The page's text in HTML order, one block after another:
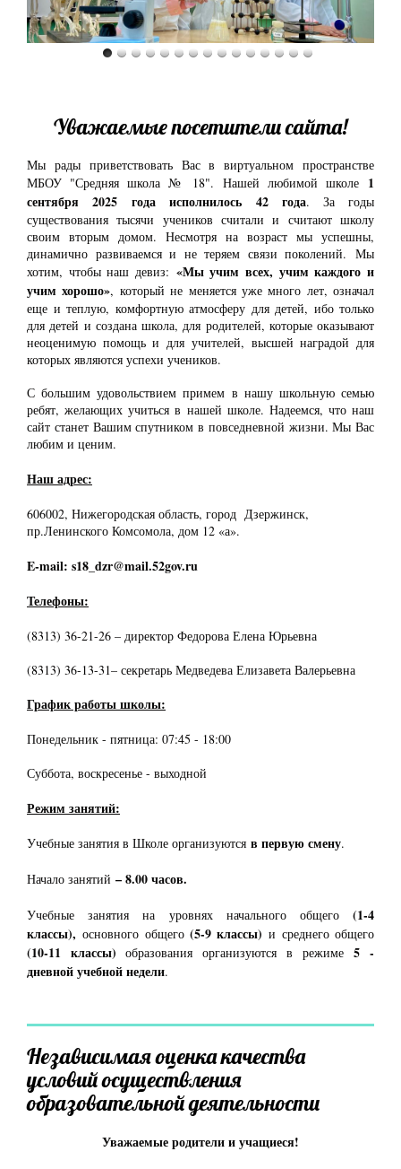
Уважаемые посетители сайта!
Мы рады приветствовать Вас в виртуальном пространстве
МБОУ "Средняя школа № 18". Нашей любимой школе 1
сентября 2025 года исполнилось 42 года. За годы
существования тысячи учеников считали и считают школу
своим вторым домом. Несмотря на возраст мы успешны,
динамично развиваемся и не теряем связи поколений. Мы
хотим, чтобы наш девиз: «Мы учим всех, учим каждого и
учим хорошо», который не меняется уже много лет, означал
еще и теплую, комфортную атмосферу для детей, ибо только
для детей и создана школа, для родителей, которые оказывают
неоценимую помощь и для учителей, высшей наградой для
которых являются успехи учеников.
С большим удовольствием примем в нашу школьную семью
ребят, желающих учиться в нашей школе. Надеемся, что наш
сайт станет Вашим спутником в повседневной жизни. Мы Вас
любим и ценим.
Наш адрес:
606002, Нижегородская область, город Дзержинск,
пр.Ленинского Комсомола, дом 12 «а».
E-mail: s18_dzr@mail.52gov.ru
Телефоны:
(8313) 36-21-26 – директор Федорова Елена Юрьевна
(8313) 36-13-31– секретарь Медведева Елизавета Валерьевна
График работы школы:
Понедельник - пятница: 07:45 - 18:00
Суббота, воскресенье - выходной
Режим занятий:
Учебные занятия в Школе организуются в первую смену.
Начало занятий – 8.00 часов.
Учебные занятия на уровнях начального общего (1-4
классы),основного общего (5-9 классы) и среднего общего
(10-11 классы) образования организуются в режиме5 -
дневной учебной недели.
Независимая оценка качества
условий осуществления
образовательной деятельности
Уважаемые родители и учащиеся!